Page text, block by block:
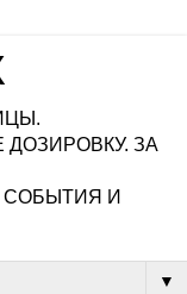
ЗА
СОБЫТИЯ И
▼